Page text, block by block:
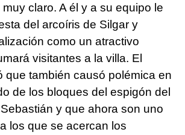
claro. A él y a su equipo le
del arcoíris de Silgar y
como un atractivo
visitantes a la villa. El
que también causó polémica en
de los bloques del espigón del
y que ahora son uno
los que se acercan los